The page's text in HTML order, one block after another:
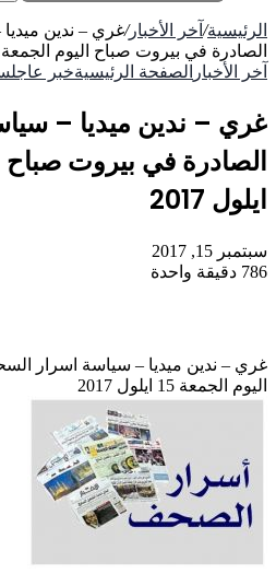
الرئيسية/ آخر الأخبار/غري – ندين
الصادرة في بيروت صباح اليوم الجمعة 15 ايلول 2017
آخر الأخبار الصفحة الرئيسيةخبر عاجل
غري – ندين ميديا –
ايلول 2017
سبتمبر 15, 2017
786 دقيقة واحدة
غري – ندين ميديا – سياسة اسرار
اليوم الجمعة 15 ايلول 2017